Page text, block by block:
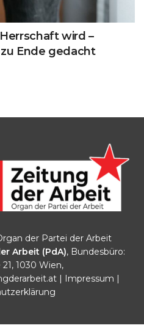
wird –
Ende gedacht
der Partei der Arbeit
Arbeit (PdA), Bundesbüro:
1030 Wien,
| Impressum |